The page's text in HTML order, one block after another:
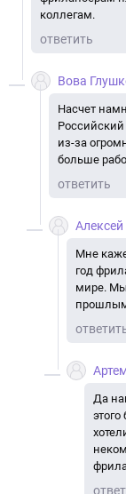
коллегам.
ответить
Вова
Насчет
из-за
больше
ответить
Алексей
Мне
год
мире.
прошлым
Да